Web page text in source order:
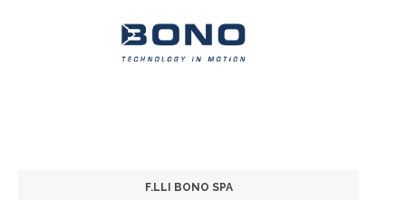
F.LLI BONO SPA